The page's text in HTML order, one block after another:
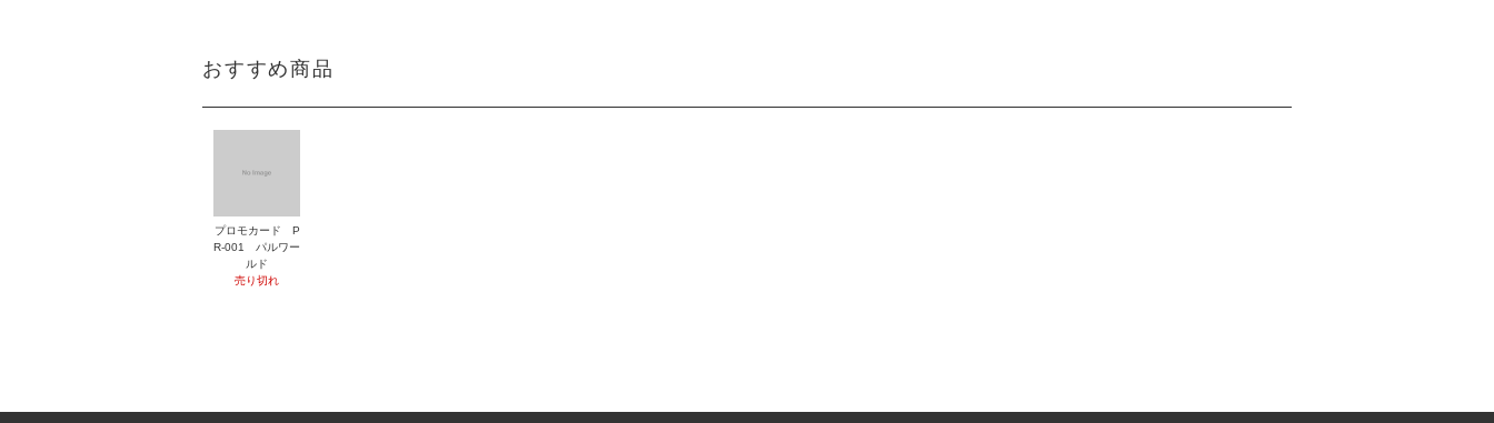
おすすめ商品
プロモカード P
R-001 パルワー
ルド
売り切れ